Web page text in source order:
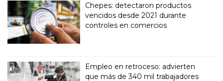
Chepes: detectaron productos
vencidos desde 2021 durante
controles en comercios
Empleo en retroceso: advierten
que más de 340 mil trabajadores